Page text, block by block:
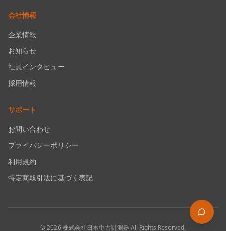
会社情報
企業情報
お知らせ
社員インタビュー
採用情報
サポート
お問い合わせ
プライバシーポリシー
利用規約
特定商取引法に基づく表記
©2026株式会社日本中古計測器 All Rights Reserved.